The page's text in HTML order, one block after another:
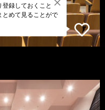
登録しておくこと
とめて見ることがで